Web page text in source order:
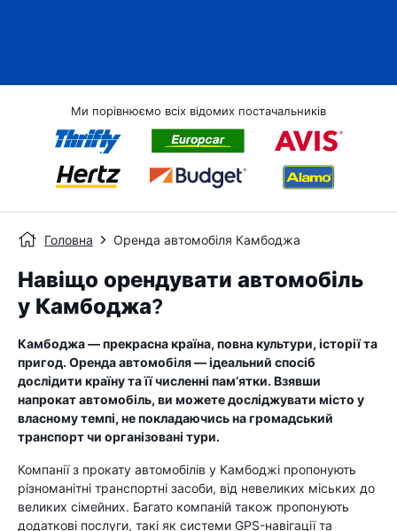
Ми порівнюємо всіх відомих постачальників
Головна Оренда автомобіля Камбоджа
Навіщо орендувати автомобіль
у Камбоджа?
Камбоджа — прекрасна країна, повна культури, історії та
пригод. Оренда автомобіля — ідеальний спосіб
дослідити країну та її численні пам’ятки. Взявши
напрокат автомобіль, ви можете досліджувати місто у
власному темпі, не покладаючись на громадський
транспорт чи організовані тури.
Компанії з прокату автомобілів у Камбоджі пропонують
різноманітні транспортні засоби, від невеликих міських до
великих сімейних. Багато компаній також пропонують
додаткові послуги, такі як системи GPS-навігації та